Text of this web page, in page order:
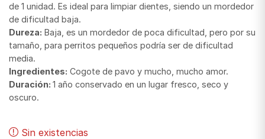
de 1 unidad. Es ideal para limpiar dientes, siendo un mordedor
de dificultad baja.
Dureza: Baja, es un mordedor de poca dificultad, pero por su
tamaño, para perritos pequeños podría ser de dificultad
media.
Ingredientes: Cogote de pavo y mucho, mucho amor.
Duración: 1 año conservado en un lugar fresco, seco y
oscuro.
Sin existencias